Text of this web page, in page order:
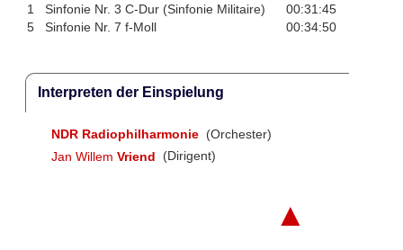
1
Sinfonie Nr. 3 C-Dur (Sinfonie Militaire)
00:31:45
5
Sinfonie Nr. 7 f-Moll 00:34:50
Interpreten der Einspielung
NDR Radiophilharmonie (Orchester)
Jan Willem Vriend (Dirigent)
▲